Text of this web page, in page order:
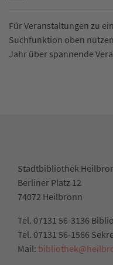
Für Veranstaltungen zu
Suchfunktion oben
Jahr über spannende
Stadtbibliothek
Berliner Platz 12
74072 Heilbronn
Tel. 07131 56-3136
Tel. 07131 56-1566
Mail: